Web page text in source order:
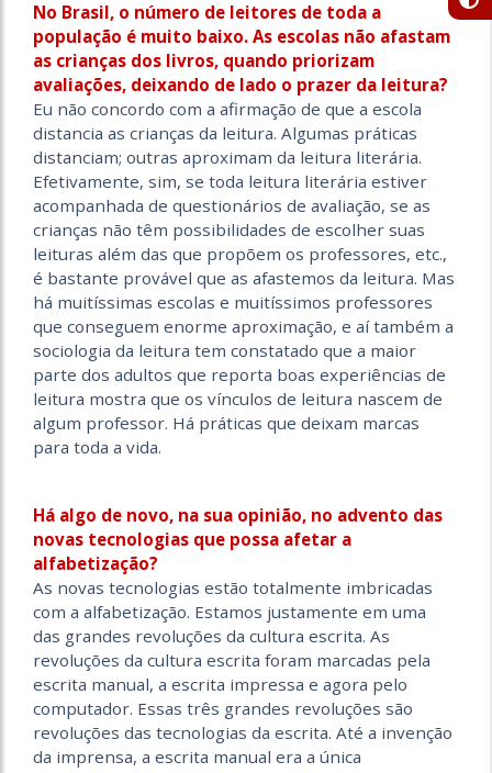
No Brasil, o número de leitores de toda a
população é muito baixo. As escolas não afastam
as crianças dos livros, quando priorizam
avaliações, deixando de lado o prazer da leitura?
Eu não concordo com a afirmação de que a escola
distancia as crianças da leitura. Algumas práticas
distanciam; outras aproximam da leitura literária.
Efetivamente, sim, se toda leitura literária estiver
acompanhada de questionários de avaliação, se as
crianças não têm possibilidades de escolher suas
leituras além das que propõem os professores, etc.,
é bastante provável que as afastemos da leitura. Mas
há muitíssimas escolas e muitíssimos professores
que conseguem enorme aproximação, e aí também a
sociologia da leitura tem constatado que a maior
parte dos adultos que reporta boas experiências de
leitura mostra que os vínculos de leitura nascem de
algum professor. Há práticas que deixam marcas
para toda a vida.
Há algo de novo, na sua opinião, no advento das
novas tecnologias que possa afetar a
alfabetização?
As novas tecnologias estão totalmente imbricadas
com a alfabetização. Estamos justamente em uma
das grandes revoluções da cultura escrita. As
revoluções da cultura escrita foram marcadas pela
escrita manual, a escrita impressa e agora pelo
computador. Essas três grandes revoluções são
revoluções das tecnologias da escrita. Até a invenção
da imprensa, a escrita manual era a única